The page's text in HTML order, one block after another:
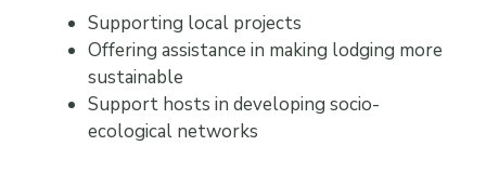
Supporting local projects
Offering assistance in making lodging more
sustainable
Support hosts in developing socio-
ecological networks